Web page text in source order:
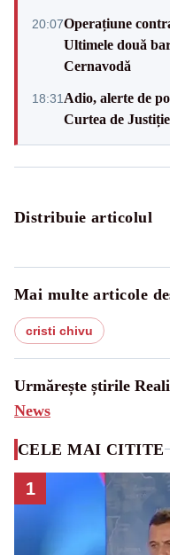
20:07Operațiune
Ultimele două
Cernavodă
18:31 Adio, alerte de
Curtea de
Distribuie articolul
Mai multe articole
cristi chivu
Urmărește știrile
News
CELE MAI CITITE
1